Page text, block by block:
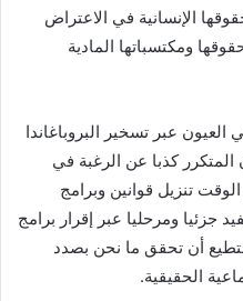
الإنسانية في الاعتراض
ومكتسباتها المادية
عبر تسخير البروباغاندا
المتكرر كذبا عن الرغبة في
تنزيل قوانين وبرامج
جزئيا ومرحليا عبر إقرار برامج
أن تحقق ما نحن بصدد
الحقيقية.